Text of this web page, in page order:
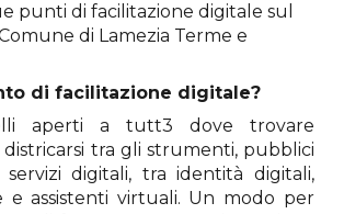
punti di facilitazione digitale sul
di Lamezia Terme e
di facilitazione digitale?
aperti a tutt3 dove trovare
tra gli strumenti, pubblici
digitali, tra identità digitali,
e assistenti virtuali. Un modo per